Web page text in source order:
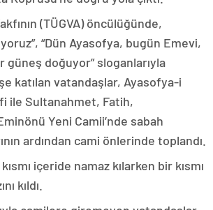
(TÜGVA) öncülüğünde,
“Dün Ayasofya, bugün Emevi,
güneş doğuyor” sloganlarıyla
katılan vatandaşlar, Ayasofya-i
ile Sultanahmet, Fatih,
Yeni Camii’nde sabah
ardından cami önlerinde toplandı.
içeride namaz kılarken bir kısmı
kıldı.